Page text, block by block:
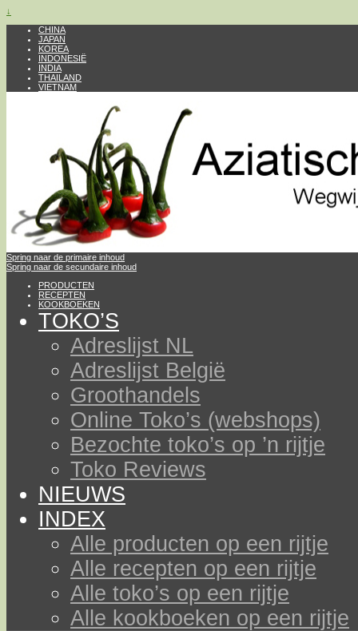
↓
CHINA
JAPAN
KOREA
INDONESIË
INDIA
THAILAND
VIETNAM
Spring naar de primaire inhoud
Spring naar de secundaire inhoud
PRODUCTEN
RECEPTEN
KOOKBOEKEN
TOKO’S
Adreslijst NL
Adreslijst België
Groothandels
Online Toko’s (webshops)
Bezochte toko’s op ’n rijtje
Toko Reviews
NIEUWS
INDEX
Alle producten op een rijtje
Alle recepten op een rijtje
Alle toko’s op een rijtje
Alle kookboeken op een rijtje